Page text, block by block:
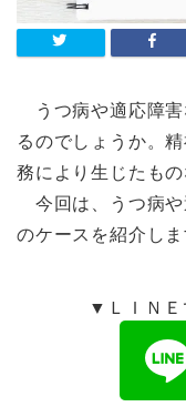
うつ病や適応障
るのでしょうか。
務により生じたも
今回は、うつ病
のケースを紹介しま
▼ＬＩＮＥ